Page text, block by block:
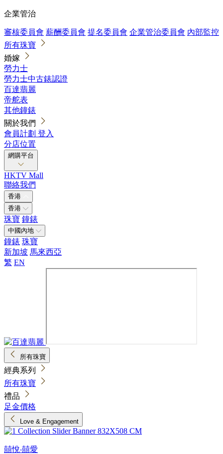
企業管治
審核委員會 薪酬委員會 提名委員會 企業管治委員會 內部監控
所有珠寶
婚嫁
勞力士
勞力士中古錶認證
百達翡麗
帝舵表
其他鐘錶
關於我們
會員計劃 登入
分店位置
網購平台
HKTV Mall
聯絡我們
香港
香港
珠寶 鐘錶
中國內地
鐘錶 珠寶
新加坡 馬來西亞
繁 EN
所有珠寶
經典系列
所有珠寶
禮品
足金價格
Love & Engagement
囍悅‧囍愛